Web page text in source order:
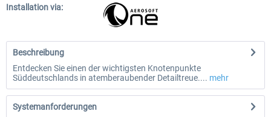
Installation via:
Beschreibung
Entdecken Sie einen der wichtigsten Knotenpunkte
Süddeutschlands in atemberaubender Detailtreue.... mehr
Systemanforderungen